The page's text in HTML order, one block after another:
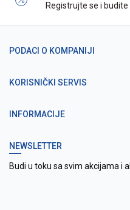
Registrujte se i
PODACI O KOMPANIJI
KORISNIČKI SERVIS
INFORMACIJE
NEWSLETTER
Budi u toku sa svim akcijama i